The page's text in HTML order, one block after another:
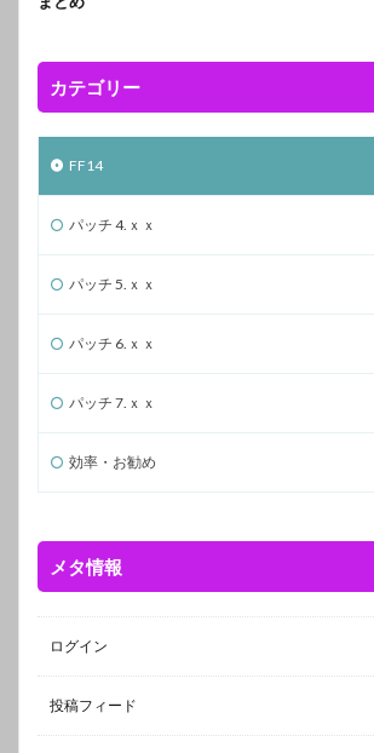
カテゴリー
FF14
パッチ 4.ｘｘ
パッチ 5.ｘｘ
パッチ 6.ｘｘ
パッチ 7.ｘｘ
効率・お勧め
メタ情報
ログイン
投稿フィード